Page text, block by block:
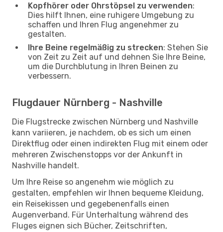
Kopfhörer oder Ohrstöpsel zu verwenden:
Dies hilft Ihnen, eine ruhigere Umgebung zu
schaffen und Ihren Flug angenehmer zu
gestalten.
Ihre Beine regelmäßig zu strecken: Stehen Sie
von Zeit zu Zeit auf und dehnen Sie Ihre Beine,
um die Durchblutung in Ihren Beinen zu
verbessern.
Flugdauer Nürnberg - Nashville
Die Flugstrecke zwischen Nürnberg und Nashville
kann variieren, je nachdem, ob es sich um einen
Direktflug oder einen indirekten Flug mit einem oder
mehreren Zwischenstopps vor der Ankunft in
Nashville handelt.
Um Ihre Reise so angenehm wie möglich zu
gestalten, empfehlen wir Ihnen bequeme Kleidung,
ein Reisekissen und gegebenenfalls einen
Augenverband. Für Unterhaltung während des
Fluges eignen sich Bücher, Zeitschriften,